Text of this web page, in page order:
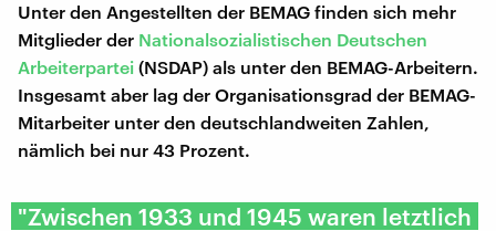
Unter den Angestellten der BEMAG finden sich mehr
Mitglieder der Nationalsozialistischen Deutschen
Arbeiterpartei (NSDAP) als unter den BEMAG-Arbeitern.
Insgesamt aber lag der Organisationsgrad der BEMAG-
Mitarbeiter unter den deutschlandweiten Zahlen,
nämlich bei nur 43 Prozent.
"Zwischen 1933 und 1945 waren letztlich